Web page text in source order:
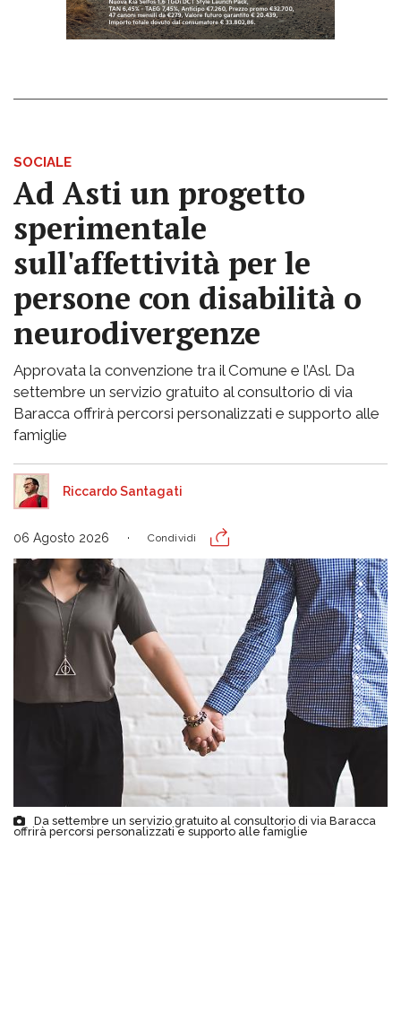
SOCIALE
Ad Asti un progetto
sperimentale
sull'affettività per le
persone con disabilità o
neurodivergenze
Approvata la convenzione tra il Comune e l’Asl. Da
settembre un servizio gratuito al consultorio di via
Baracca offrirà percorsi personalizzati e supporto alle
famiglie
Riccardo Santagati
06 Agosto 2026 Condividi
Da settembre un servizio gratuito al consultorio di via Baracca
offrirà percorsi personalizzati e supporto alle famiglie